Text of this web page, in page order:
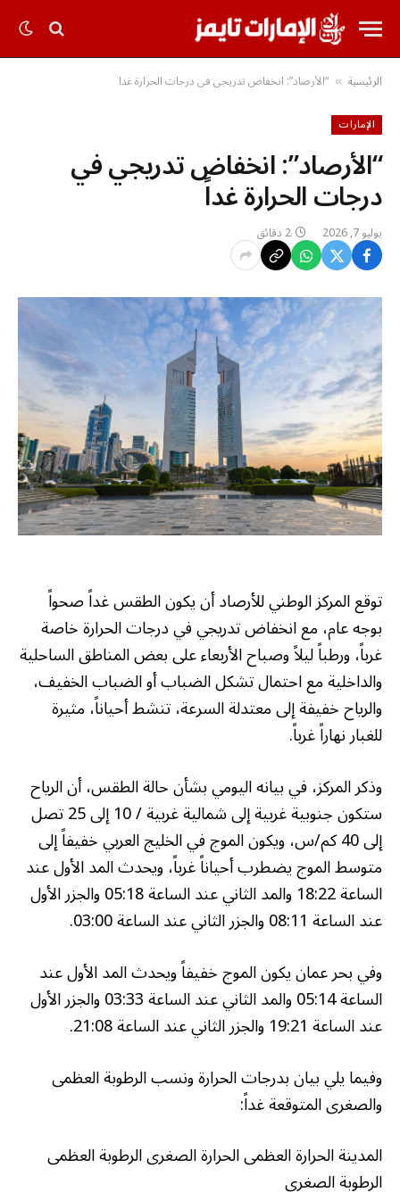
الرئيسية » “الأرصاد”: انخفاض تدريجي في درجات الحرارة غداً
الإمارات
“الأرصاد”: انخفاض تدريجي في
درجات الحرارة غداً
يوليو 7, 2026 2 دقائق
توقع المركز الوطني للأرصاد أن يكون الطقس غداً صحواً
بوجه عام، مع انخفاض تدريجي في درجات الحرارة خاصة
غرباً، ورطباً ليلاً وصباح الأربعاء على بعض المناطق الساحلية
والداخلية مع احتمال تشكل الضباب أو الضباب الخفيف،
والرياح خفيفة إلى معتدلة السرعة، تنشط أحياناً، مثيرة
للغبار نهاراً غرباً.
وذكر المركز، في بيانه اليومي بشأن حالة الطقس، أن الرياح
ستكون جنوبية غربية إلى شمالية غربية / 10 إلى 25 تصل
إلى 40 كم/س، ويكون الموج في الخليج العربي خفيفاً إلى
متوسط الموج يضطرب أحياناً غرباً، ويحدث المد الأول عند
الساعة 18:22 والمد الثاني عند الساعة 05:18 والجزر الأول
عند الساعة 08:11 والجزر الثاني عند الساعة 03:00.
وفي بحر عمان يكون الموج خفيفاً ويحدث المد الأول عند
الساعة 05:14 والمد الثاني عند الساعة 03:33 والجزر الأول
عند الساعة 19:21 والجزر الثاني عند الساعة 21:08.
وفيما يلي بيان بدرجات الحرارة ونسب الرطوبة العظمى
والصغرى المتوقعة غداً:
المدينة الحرارة العظمى الحرارة الصغرى الرطوبة العظمى
الرطوبة الصغرى